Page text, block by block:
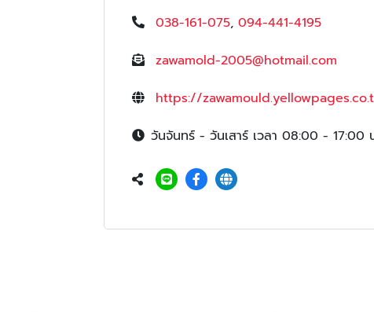
038-161-075, 094-441-4195
zawamold-2005@hotmail.com
https://
วันจันทร์ - วันเสาร์ เวลา 08:00 - 17:00